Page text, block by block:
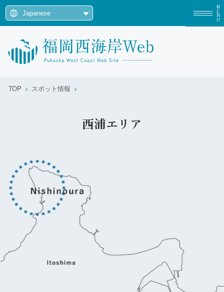
MENU
TOP スポット情報
西浦エリア